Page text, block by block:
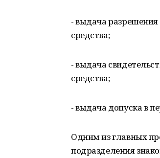
- выдача разрешения
средства;
- выдача
средства;
- выдача допуска в
Одним из главных
подразделения